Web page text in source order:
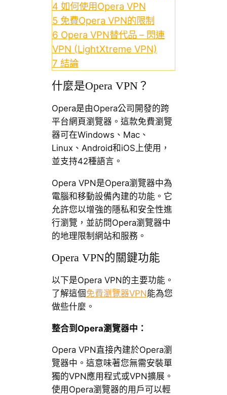
4 如何使用Opera VPN
5 免費Opera VPN的限制
6 Opera VPN替代品 – 閃連
VPN (LightXtreme VPN)
7 結論
什麼是Opera VPN？
Opera是由Opera公司開發的跨
平台網頁瀏覽器。這款免費瀏覽
器可在Windows、Mac、
Linux、Android和iOS上使用，
並支持42種語言。
Opera VPN是Opera瀏覽器中為
電腦和移動設備內建的功能。它
允許您以增強的隱私和安全性進
行瀏覽，並訪問Opera瀏覽器中
的地理限制網站和服務。
Opera VPN的關鍵功能
以下是Opera VPN的主要功能。
了解這個免費瀏覽器VPN能為您
做些什麼。
整合到Opera瀏覽器中：
Opera VPN直接內建於Opera瀏
覽器中。這意味著您無需安裝單
獨的VPN應用程式或VPN擴展。
使用Opera瀏覽器的用戶可以輕